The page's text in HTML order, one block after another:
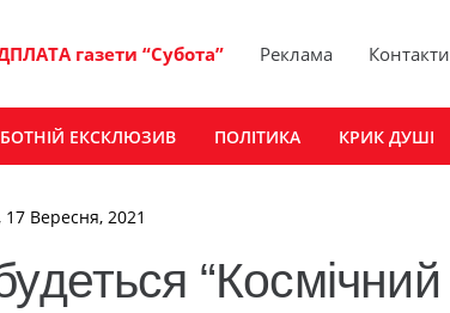
газети “Субота” Реклама Контакти
ЕКСКЛЮЗИВ ПОЛІТИКА КРИК ДУШІ
17 Вересня, 2021
“Космічний